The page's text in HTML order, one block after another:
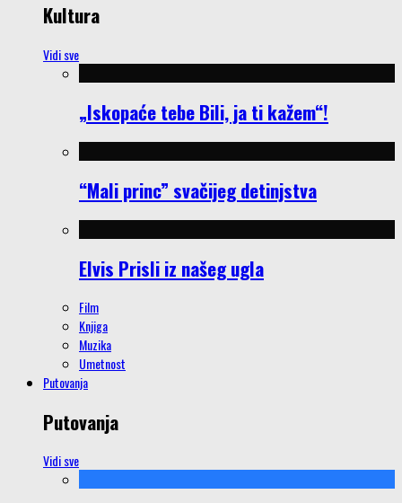
Kultura
Vidi sve
„Iskopaće tebe Bili, ja ti kažem“!
“Mali princ” svačijeg detinjstva
Elvis Prisli iz našeg ugla
Film
Knjiga
Muzika
Umetnost
Putovanja
Putovanja
Vidi sve